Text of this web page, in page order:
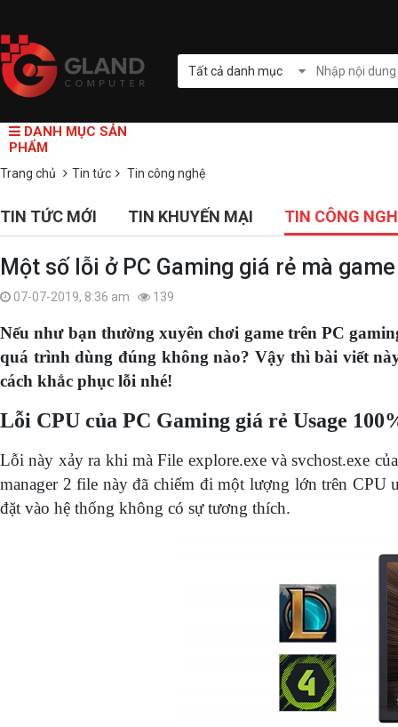
Tất cả danh mục
DANH MỤC SẢN
PHẨM
Trang chủ Tin tức Tin công nghệ
TIN TỨC MỚI TIN KHUYẾN MẠI TIN CÔNG
Một số lỗi ở PC Gaming giá rẻ mà
07-07-2019, 8:36 am 139
Nếu như bạn thường xuyên chơi game trên PC
quá trình dùng đúng không nào? Vậy thì bài viết
cách khắc phục lỗi nhé!
Lỗi CPU của PC Gaming giá rẻ Usage
Lỗi này xảy ra khi mà File explore.exe và svchost.exe
manager 2 file này đã chiếm đi một lượng lớn trên CPU
đặt vào hệ thống không có sự tương thích.